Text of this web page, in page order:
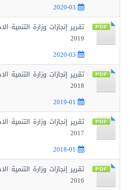
تقرير إنجازات وزارة التنمية
2019
تقرير إنجازات وزارة التنمية
2018
تقرير إنجازات وزارة التنمية
2017
تقرير إنجازات وزارة التنمية
2016